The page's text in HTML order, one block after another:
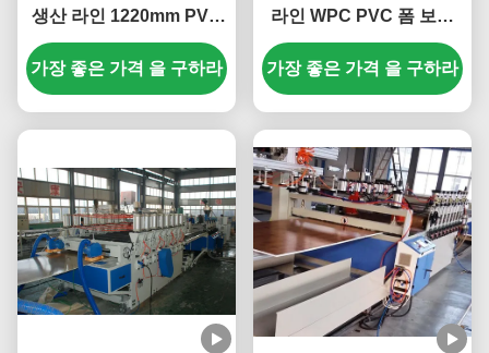
생산 라인 1220mm PVC
폼 시트 생산 기계
가장 좋은 가격 을 구하라
라인 WPC PVC 폼 보드
제조 기계 플라스틱 보드
진압 라인
가장 좋은 가격 을 구하라